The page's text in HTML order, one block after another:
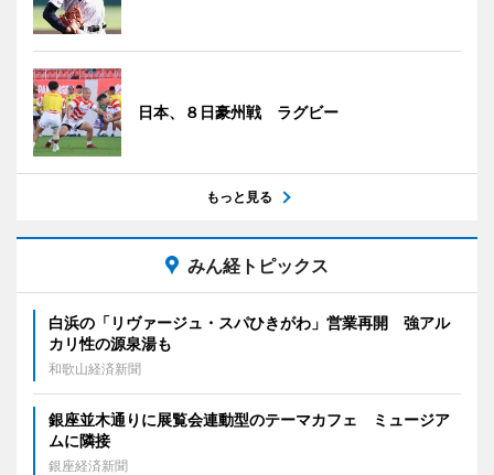
日本、８日豪州戦 ラグビー
もっと見る
みん経トピックス
白浜の「リヴァージュ・スパひきがわ」営業再開 強アル
カリ性の源泉湯も
和歌山経済新聞
銀座並木通りに展覧会連動型のテーマカフェ ミュージア
ムに隣接
銀座経済新聞